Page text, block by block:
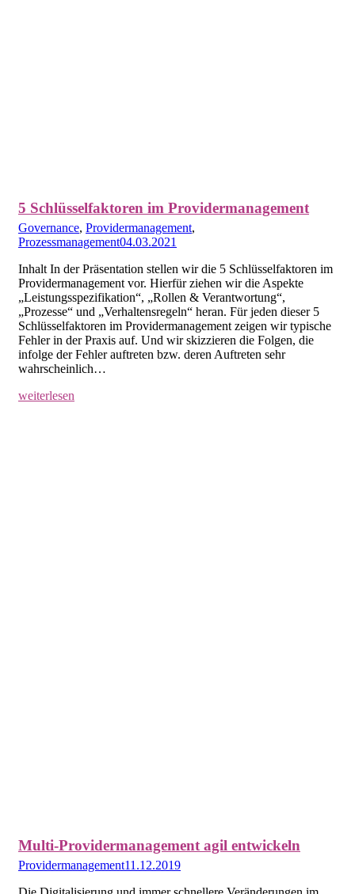
5 Schlüsselfaktoren im Providermanagement
Governance, Providermanagement,
Prozessmanagement04.03.2021
Inhalt In der Präsentation stellen wir die 5 Schlüsselfaktoren im
Providermanagement vor. Hierfür ziehen wir die Aspekte
„Leistungsspezifikation“, „Rollen & Verantwortung“,
„Prozesse“ und „Verhaltensregeln“ heran. Für jeden dieser 5
Schlüsselfaktoren im Providermanagement zeigen wir typische
Fehler in der Praxis auf. Und wir skizzieren die Folgen, die
infolge der Fehler auftreten bzw. deren Auftreten sehr
wahrscheinlich…
weiterlesen
Multi-Providermanagement agil entwickeln
Providermanagement11.12.2019